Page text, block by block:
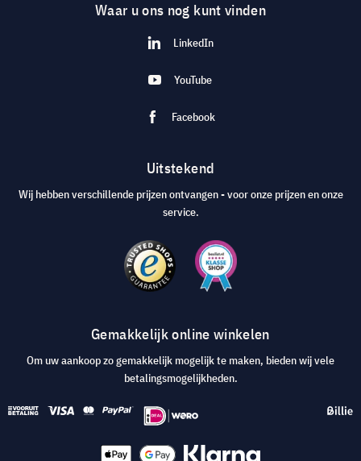
Waar u ons nog kunt vinden
LinkedIn
YouTube
Facebook
Uitstekend
Wij hebben verschillende prijzen ontvangen - voor onze prijzen en onze
service.
Gemakkelijk online winkelen
Om uw aankoop zo gemakkelijk mogelijk te maken, bieden wij vele
betalingsmogelijkheden.